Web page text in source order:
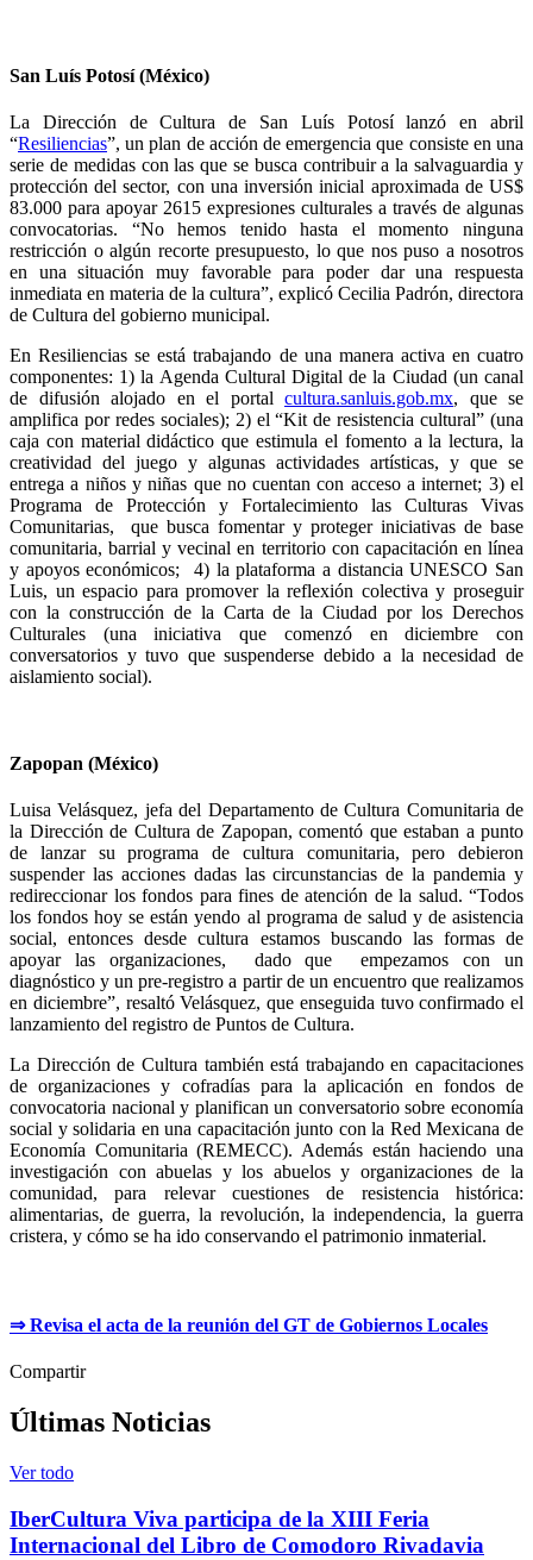
San Luís Potosí (México)
La Dirección de Cultura de San Luís Potosí lanzó en abril
“Resiliencias”, un plan de acción de emergencia que consiste en una
serie de medidas con las que se busca contribuir a la salvaguardia y
protección del sector, con una inversión inicial aproximada de US$
83.000 para apoyar 2615 expresiones culturales a través de algunas
convocatorias. “No hemos tenido hasta el momento ninguna
restricción o algún recorte presupuesto, lo que nos puso a nosotros
en una situación muy favorable para poder dar una respuesta
inmediata en materia de la cultura”, explicó Cecilia Padrón, directora
de Cultura del gobierno municipal.
En Resiliencias se está trabajando de una manera activa en cuatro
componentes: 1) la Agenda Cultural Digital de la Ciudad (un canal
de difusión alojado en el portal cultura.sanluis.gob.mx, que se
amplifica por redes sociales); 2) el “Kit de resistencia cultural” (una
caja con material didáctico que estimula el fomento a la lectura, la
creatividad del juego y algunas actividades artísticas, y que se
entrega a niños y niñas que no cuentan con acceso a internet; 3) el
Programa de Protección y Fortalecimiento las Culturas Vivas
Comunitarias, que busca fomentar y proteger iniciativas de base
comunitaria, barrial y vecinal en territorio con capacitación en línea
y apoyos económicos; 4) la plataforma a distancia UNESCO San
Luis, un espacio para promover la reflexión colectiva y proseguir
con la construcción de la Carta de la Ciudad por los Derechos
Culturales (una iniciativa que comenzó en diciembre con
conversatorios y tuvo que suspenderse debido a la necesidad de
aislamiento social).
Zapopan (México)
Luisa Velásquez, jefa del Departamento de Cultura Comunitaria de
la Dirección de Cultura de Zapopan, comentó que estaban a punto
de lanzar su programa de cultura comunitaria, pero debieron
suspender las acciones dadas las circunstancias de la pandemia y
redireccionar los fondos para fines de atención de la salud. “Todos
los fondos hoy se están yendo al programa de salud y de asistencia
social, entonces desde cultura estamos buscando las formas de
apoyar las organizaciones, dado que empezamos con un
diagnóstico y un pre-registro a partir de un encuentro que realizamos
en diciembre”, resaltó Velásquez, que enseguida tuvo confirmado el
lanzamiento del registro de Puntos de Cultura.
La Dirección de Cultura también está trabajando en capacitaciones
de organizaciones y cofradías para la aplicación en fondos de
convocatoria nacional y planifican un conversatorio sobre economía
social y solidaria en una capacitación junto con la Red Mexicana de
Economía Comunitaria (REMECC). Además están haciendo una
investigación con abuelas y los abuelos y organizaciones de la
comunidad, para relevar cuestiones de resistencia histórica:
alimentarias, de guerra, la revolución, la independencia, la guerra
cristera, y cómo se ha ido conservando el patrimonio inmaterial.
⇒ Revisa el acta de la reunión del GT de Gobiernos Locales
Compartir
Últimas Noticias
Ver todo
IberCultura Viva participa de la XIII Feria
Internacional del Libro de Comodoro Rivadavia